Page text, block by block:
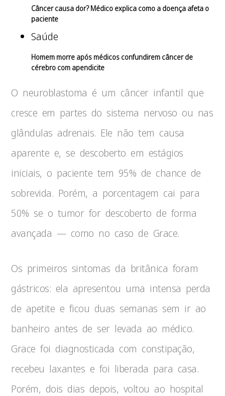
Câncer causa dor? Médico explica como a doença afeta o
paciente
Saúde
Homem morre após médicos confundirem câncer de
cérebro com apendicite
O neuroblastoma é um câncer infantil que
cresce em partes do sistema nervoso ou nas
glândulas adrenais. Ele não tem causa
aparente e, se descoberto em estágios
iniciais, o paciente tem 95% de chance de
sobrevida. Porém, a porcentagem cai para
50% se o tumor for descoberto de forma
avançada — como no caso de Grace.
Os primeiros sintomas da britânica foram
gástricos: ela apresentou uma intensa perda
de apetite e ficou duas semanas sem ir ao
banheiro antes de ser levada ao médico.
Grace foi diagnosticada com constipação,
recebeu laxantes e foi liberada para casa.
Porém, dois dias depois, voltou ao hospital